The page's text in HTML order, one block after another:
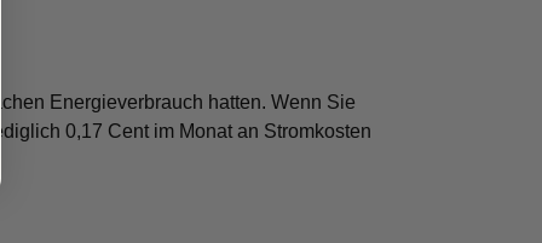
Energieverbrauch hatten. Wenn Sie
0,17 Cent im Monat an Stromkosten